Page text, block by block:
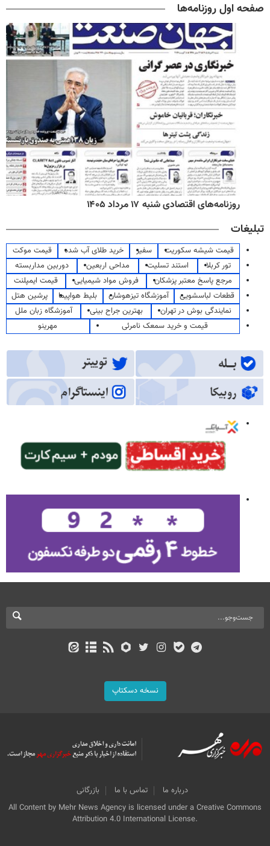
صفحه اول روزنامه‌ها
روزنامه‌های اقتصادی شنبه ۱۷ مرداد ۱۴۰۵
تبلیغات
قیمت شیشه سکوریت سفیر خرید طلای آب شده
قیمت موکت
تور کربلا
استند تسلیت مداحی اربعین
دوربین مداربسته
مرجع پاسخ معتبر پزشکان
فروش مواد شیمیایی
قیمت ایمپلنت
قطعات لباسشویی
آموزشگاه تیزهوشان بلیط هواپیما
پرشین هتل
نمایندگی بوش در تهران
بهترین جراح بینی
آموزشگاه زبان ملل
قیمت و خرید سمعک نامرئی
مهرینو
نسخه دسکتاپ
درباره ما تماس با ما
بازرگانی
All Content by Mehr News Agency is licensed under a Creative Commons
Attribution 4.0 International License.